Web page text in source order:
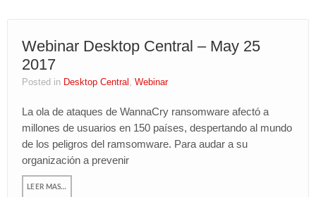
Empresa
Soporte
BLOG
Area de Clientes
Webinar Desktop Central – May 25
2017
Posted in Desktop Central , Webinar
La ola de ataques de WannaCry ransomware afectó a
millones de usuarios en 150 países, despertando al mundo
de los peligros del ramsomware. Para audar a su
organización a prevenir
LEER MAS…